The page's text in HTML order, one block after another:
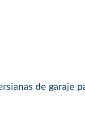
de garaje